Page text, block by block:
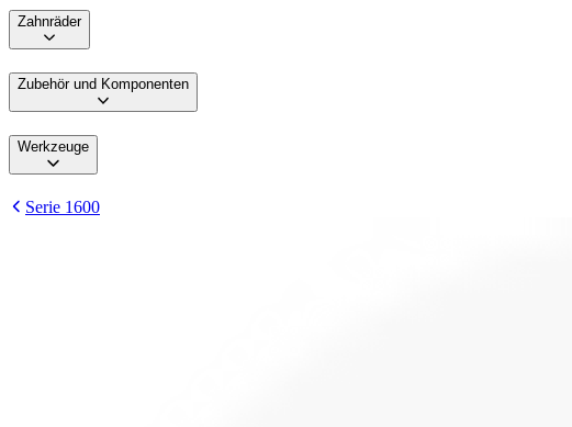
Zahnräder
Zubehör und Komponenten
Werkzeuge
Serie 1600